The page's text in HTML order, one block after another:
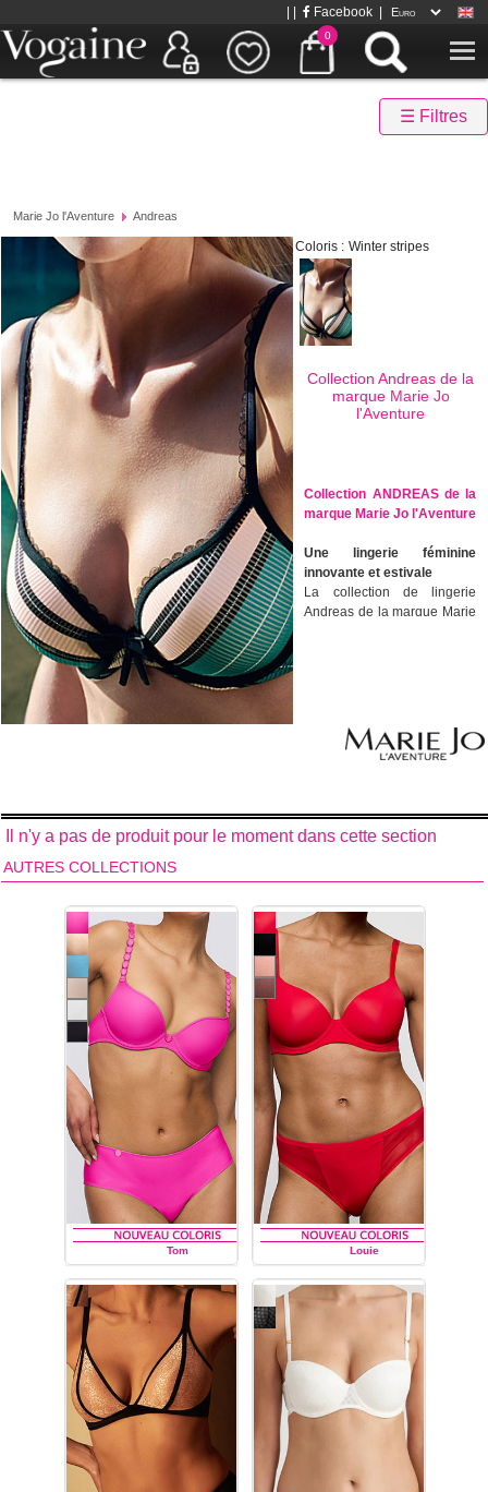
0
Facebook
☰ Filtres
Marie Jo l'Aventure Andreas
Coloris : Winter stripes
Collection Andreas de la
marque Marie Jo
l'Aventure
Collection ANDREAS de la
marque Marie Jo l'Aventure
Une lingerie féminine
innovante et estivale
La collection de lingerie
Andreas de la marque Marie
le rose, des rubans bleu
foncé en touches d'accent,
belle pour la cacher sous
Découvrez tous les
modèles de sous
vêtements de la collection
de lingerie Andreas
marque Marie Jo l'Aventure
: soutien-gorge du bonnet A
au bonnet F,
soutien-gorge
à armatures,
rembourré forme
coeur,
gorge
rembourré
balconnet,
slip, shorty,
string, taille basse.
Il n'y a pas de produit pour le moment dans cette section
AUTRES COLLECTIONS
Tom
MARIE JO L'AVENTURE
Louie
MARIE JO L'AVENTURE